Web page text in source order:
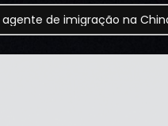
imigração na China •